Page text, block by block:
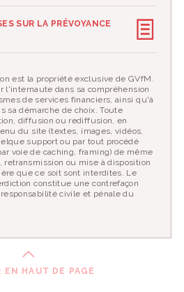
SUR LA PRÉVOYANCE
est la propriété exclusive de GVfM.
l'internaute dans sa compréhension
de services financiers, ainsi qu'à
sa démarche de choix. Toute
diffusion ou rediffusion, en
du site (textes, images, vidéos,
support ou par tout procédé
voie de caching, framing) de même
ou mise à disposition
que ce soit sont interdites. Le
constitue une contrefaçon
civile et pénale du
EN HAUT DE PAGE